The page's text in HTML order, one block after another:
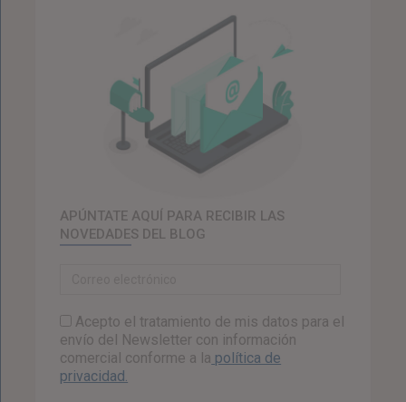
APÚNTATE AQUÍ PARA RECIBIR LAS
NOVEDADES DEL BLOG
Acepto el tratamiento de mis datos para el
envío del Newsletter con información
comercial conforme a la política de
privacidad.